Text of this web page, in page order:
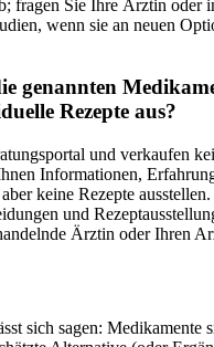
fragen​ Sie ⁢Ihre⁤ Ärztin oder
wenn sie an neuen
genannten
Rezepte aus?
und verkaufen
Informationen,
keine⁤ Rezepte⁤
und
​Ärztin‍ oder Ihren
sich sagen:‌ Medikamente